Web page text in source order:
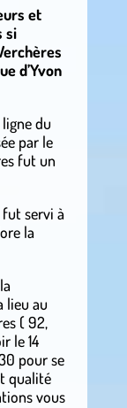
et
si
d’Yvon
du
par le
fut un
servi à
la
lieu au
( 92,
le 14
pour se
qualité
vous